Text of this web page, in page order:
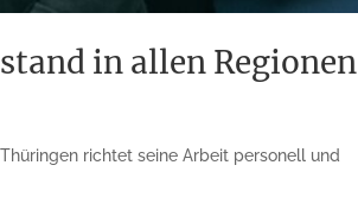
in allen Regionen
richtet seine Arbeit personell und